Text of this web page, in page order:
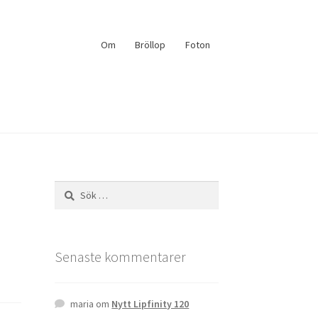
Om Bröllop Foton
Sök
efter:
Senaste kommentarer
maria om Nytt Lipfinity 120